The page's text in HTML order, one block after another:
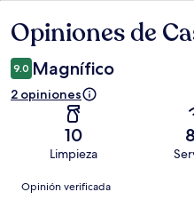
Opiniones
Opiniones de
9.0 Magnífico
2 opiniones
10
Limpieza
Opiniones
Opinión verificada